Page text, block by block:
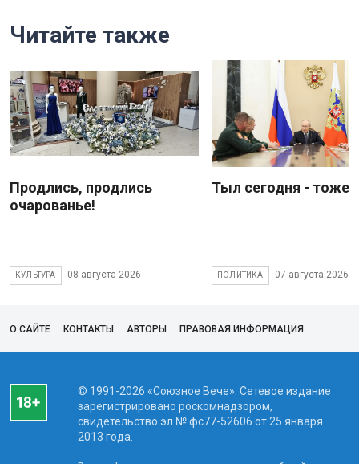
Читайте также
Продлись, продлись
очарованье!
КУЛЬТУРА 08 августа 2026
Тыл сегодня - тоже
ПОЛИТИКА 07 августа 2026
О САЙТЕ КОНТАКТЫ АВТОРЫ ПРАВОВАЯ ИНФОРМАЦИЯ
© 1991-2026 «Союзное Вече». Сетевое издание
зарегистрировано роскомнадзором,
свидетельство эл № фc77-52606 от 25 января
2013 года.